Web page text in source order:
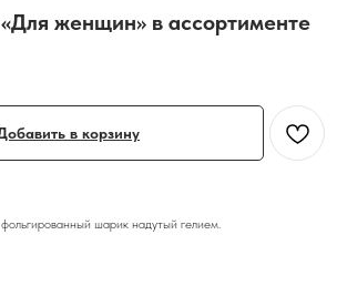
женщин» в ассортименте
в корзину
шарик надутый гелием.